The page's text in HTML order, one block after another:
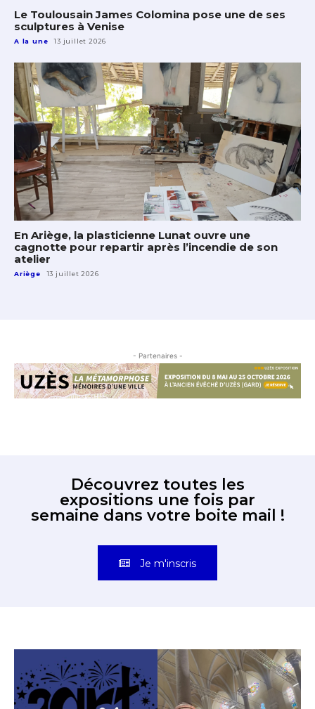
Le Toulousain James Colomina pose une de ses
sculptures à Venise
A la une 13 juillet 2026
En Ariège, la plasticienne Lunat ouvre une
cagnotte pour repartir après l’incendie de son
atelier
Ariège 13 juillet 2026
- Partenaires -
Découvrez toutes les
expositions une fois par
semaine dans votre boite mail !
Je m'inscris